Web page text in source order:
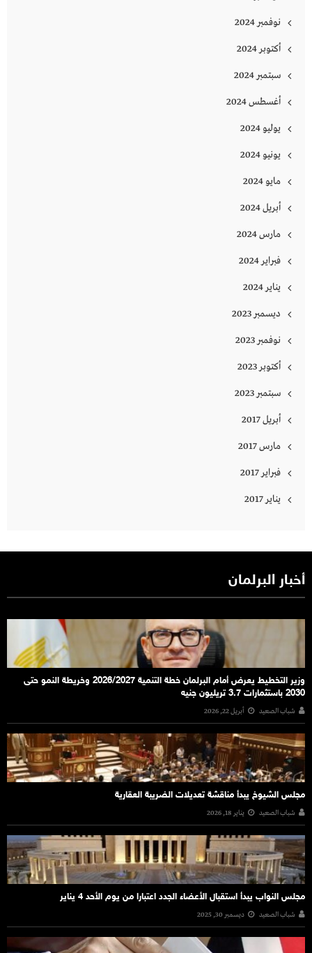
نوفمبر 2024
أكتوبر 2024
سبتمبر 2024
أغسطس 2024
يوليو 2024
يونيو 2024
مايو 2024
أبريل 2024
مارس 2024
فبراير 2024
يناير 2024
ديسمبر 2023
نوفمبر 2023
أكتوبر 2023
سبتمبر 2023
أبريل 2017
مارس 2017
فبراير 2017
يناير 2017
أخبار البرلمان
وزير التخطيط يعرض أمام البرلمان خطة التنمية 2026/2027 وخريطة النمو حتى
2030 باستثمارات 3.7 تريليون جنيه
شباب الصعيد أبريل 22, 2026
مجلس الشيوخ يبدأ مناقشة تعديلات الضريبة العقارية
شباب الصعيد يناير 18, 2026
مجلس النواب يبدأ استقبال الأعضاء الجدد اعتبارا من يوم الأحد 4 يناير
شباب الصعيد ديسمبر 30, 2025